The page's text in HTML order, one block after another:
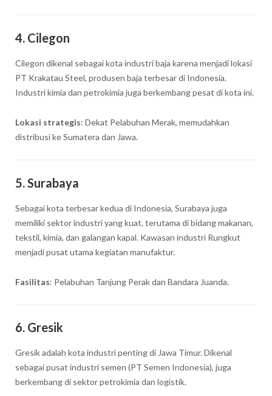
4. Cilegon
Cilegon dikenal sebagai kota industri baja karena menjadi lokasi
PT Krakatau Steel, produsen baja terbesar di Indonesia.
Industri kimia dan petrokimia juga berkembang pesat di kota ini.
Lokasi strategis: Dekat Pelabuhan Merak, memudahkan
distribusi ke Sumatera dan Jawa.
5.Surabaya
Sebagai kota terbesar kedua di Indonesia, Surabaya juga
memiliki sektor industri yang kuat, terutama di bidang makanan,
tekstil, kimia, dan galangan kapal. Kawasan industri Rungkut
menjadi pusat utama kegiatan manufaktur.
Fasilitas: Pelabuhan Tanjung Perak dan Bandara Juanda.
6. Gresik
Gresik adalah kota industri penting di Jawa Timur. Dikenal
sebagai pusat industri semen (PT Semen Indonesia), juga
berkembang di sektor petrokimia dan logistik.